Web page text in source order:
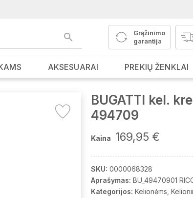
Grąžinimo
garantija
AKSESUARAI PREKIŲ ŽENKLAI
BUGATTI kel.
494709
Kaina 169,95 €
SKU: 0000068328
Aprašymas: BU_49470901
Kategorijos: Kelionėms